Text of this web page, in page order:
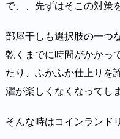
で、、先ずはそこの対策
部屋干しも選択肢の一つ
乾くまでに時間がかかっ
たり、ふかふか仕上りを
濯が楽しくなくなってし
そんな時はコインランド